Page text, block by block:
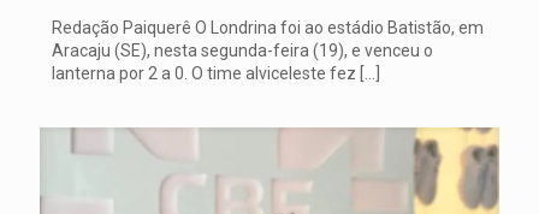
Redação Paiquerê O Londrina foi ao estádio Batistão, em
Aracaju (SE), nesta segunda-feira (19), e venceu o
lanterna por 2 a 0. O time alviceleste fez